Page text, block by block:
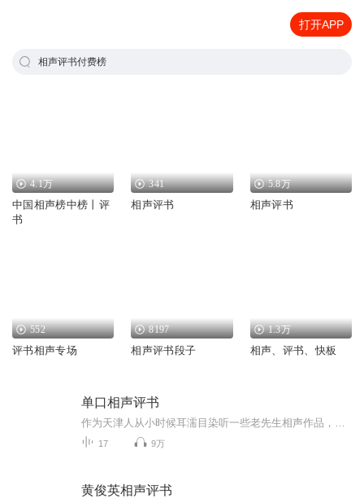
打开APP
相声评书付费榜
4.1万
中国相声榜中榜丨评
书
341
相声评书
5.8万
相声评书
552
评书相声专场
8197
相声评书段子
1.3万
相声、评书、快板
单口相声评书
17 9万
黄俊英相声评书